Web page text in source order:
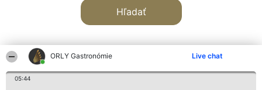
ORLY Gastronómie Live chat
05:44
Hľadať